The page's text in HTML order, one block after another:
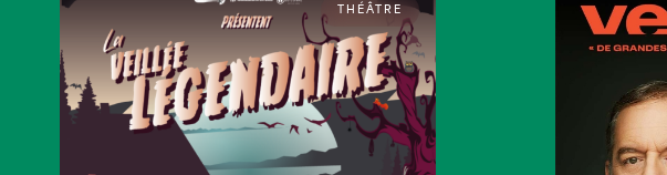
THÉÂTRE